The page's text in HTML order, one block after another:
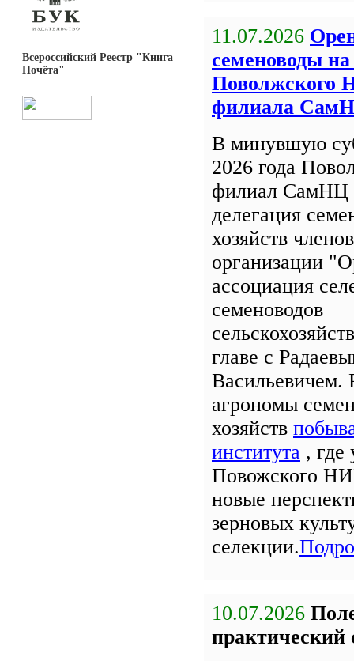
Всероссийский Реестр "Книга
Почёта"
11.07.2026
семеноводы
филиала
В минувшую
2026 года
филиал СамНЦ
делегация
хозяйств
организации
ассоциация
семеноводов
главе с
Васильевичем.
агрономы
хозяйств
института , где
Повожского
новые
зерновых
селекции.
10.07.2026
практический